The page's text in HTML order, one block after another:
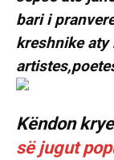
bari i
kreshnike aty
Këndon
së jugut